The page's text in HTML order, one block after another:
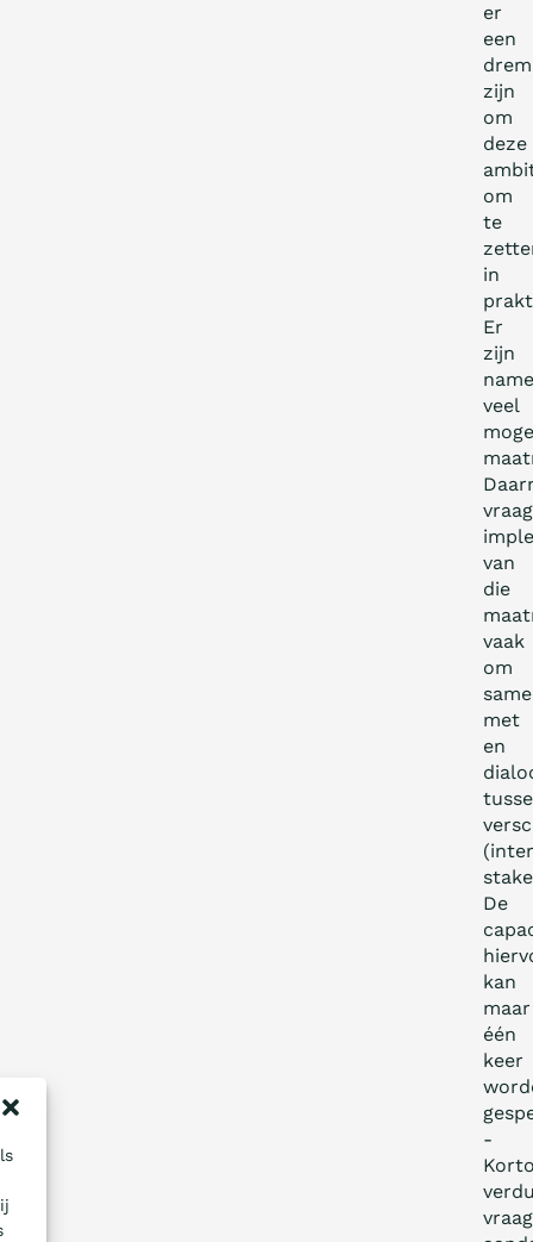
er
een
zijn
om
deze
om
te
in
Er
zijn
veel
van
die
vaak
om
met
en
De
kan
maar
één
keer
­